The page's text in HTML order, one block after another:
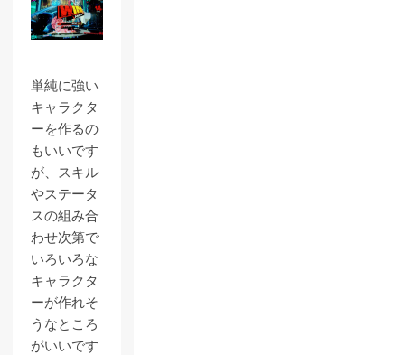
単純に強い
キャラクタ
ーを作るの
もいいです
が、スキル
やステータ
スの組み合
わせ次第で
いろいろな
キャラクタ
ーが作れそ
うなところ
がいいです